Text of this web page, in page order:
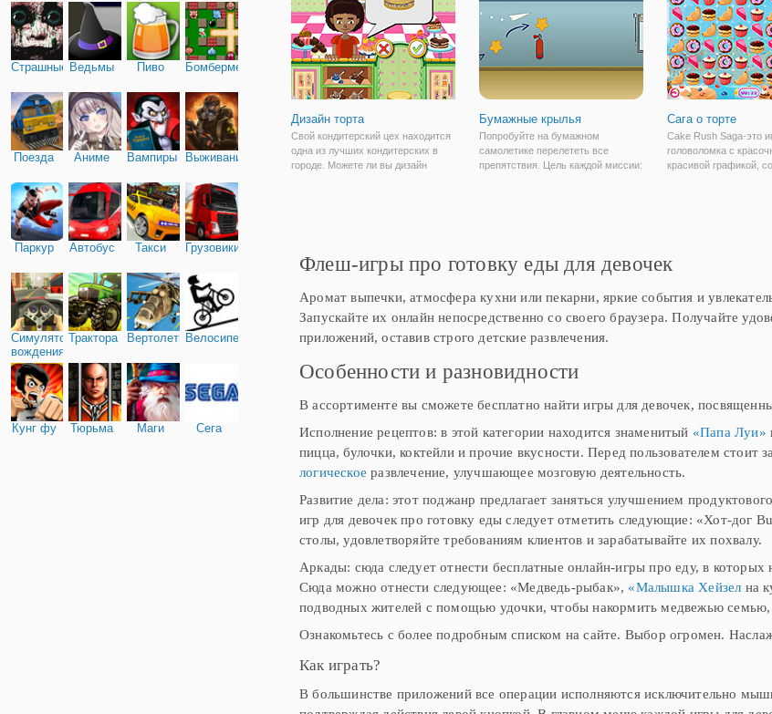
Страшные Ведьмы Пиво Бомбермен
Поезда Аниме Вампиры Выживание
Паркур Автобус Такси Грузовики
Симулятор
вождения
Трактора ВертолетыВелосипед
Кунг фу Тюрьма Маги Сега
Дизайн торта
Свой кондитерский цех находится
одна из лучших кондитерских в
городе. Можете ли вы дизайн
Бумажные крылья
Попробуйте на бумажном
самолетике перелететь все
препятствия. Цель каждой миссии:
Сага о торте
Cake Rush Saga-это
головоломка с
красивой графикой,
Флеш-игры про готовку еды для девочек
Аромат выпечки, атмосфера кухни или пекарни, яркие события и
Запускайте их онлайн непосредственно со своего браузера. Получайте
приложений, оставив строго детские развлечения.
Особенности и разновидности
В ассортименте вы сможете бесплатно найти игры для девочек,
Исполнение рецептов: в этой категории находится знаменитый «Папа Луи»
пицца, булочки, коктейли и прочие вкусности. Перед пользователем
логическое развлечение, улучшающее мозговую деятельность.
Развитие дела: этот поджанр предлагает заняться улучшением
игр для девочек про готовку еды следует отметить следующие: «Хот-дог
столы, удовлетворяйте требованиям клиентов и зарабатывайте их похвалу.
Аркады: сюда следует отнести бесплатные онлайн-игры про еду, в
Сюда можно отнести следующее: «Медведь-рыбак», «Малышка Хейзел на
подводных жителей с помощью удочки, чтобы накормить медвежью семью,
Ознакомьтесь с более подробным списком на сайте. Выбор огромен.
Как играть?
В большинстве приложений все операции исполняются исключительно